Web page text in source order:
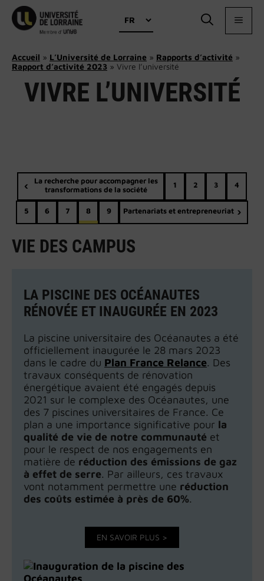
Aller
contenu
Choisir
une
Accueil » L’Université de Lorraine » Rapports d’activité »
Rapport d’activité 2023 » Vivre l’université
VIVRE L’UNIVERSITÉ
La recherche pour accompagner les
transformations de la société
1 2 3 4
5 6 7 8 9 Partenariats et entrepreneuriat
VIE DES CAMPUS
LA PISCINE DES OCÉANAUTES
RÉNOVÉE ET INAUGURÉE EN 2023
La piscine universitaire des Océanautes a été
officiellement inaugurée le 28 mars 2023
dans le cadre du Plan France Relance. Des
travaux conséquents de rénovation
énergétique avaient été engagés depuis
2021 sur le complexe des Océanautes, une
des 7 piscines universitaires de France. Ce
plan a une importance significative pour la
qualité de vie de notre communauté et
pour le respect de nos engagements en
matière de réduction des émissions de gaz
à effet de serre. Par ailleurs, ces travaux
vont notamment permettre une réduction
des coûts estimée à près de 60%.
EN SAVOIR PLUS >